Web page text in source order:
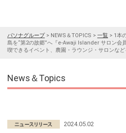
パソナグループ> NEWS＆TOPICS > 一覧 > 1本
島を“第2の故郷”へ『e-Awaji Islander サロン会
喫できるイベント、農園・ラウンジ・サロンなど
News＆Topics
2024.05.02